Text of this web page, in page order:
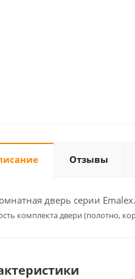
Отзывы
дверь серии
комплекта двери (полотно,